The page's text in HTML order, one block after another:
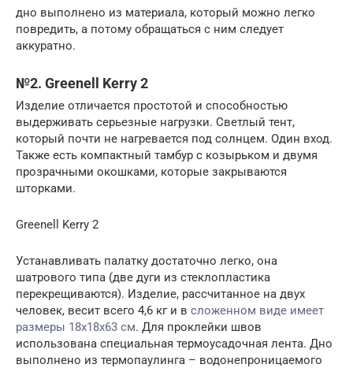
дно выполнено из материала, который можно легко
повредить, а потому обращаться с ним следует
аккуратно.
№2. Greenell Kerry 2
Изделие отличается простотой и способностью
выдерживать серьезные нагрузки. Светлый тент,
который почти не нагревается под солнцем. Один вход.
Также есть компактный тамбур с козырьком и двумя
прозрачными окошками, которые закрываются
шторками.
Greenell Kerry 2
Устанавливать палатку достаточно легко, она
шатрового типа (две дуги из стеклопластика
перекрещиваются). Изделие, рассчитанное на двух
человек, весит всего 4,6 кг и в сложенном виде имеет
размеры 18х18х63 см. Для проклейки швов
использована специальная термоусадочная лента. Дно
выполнено из термопаулинга – водонепроницаемого